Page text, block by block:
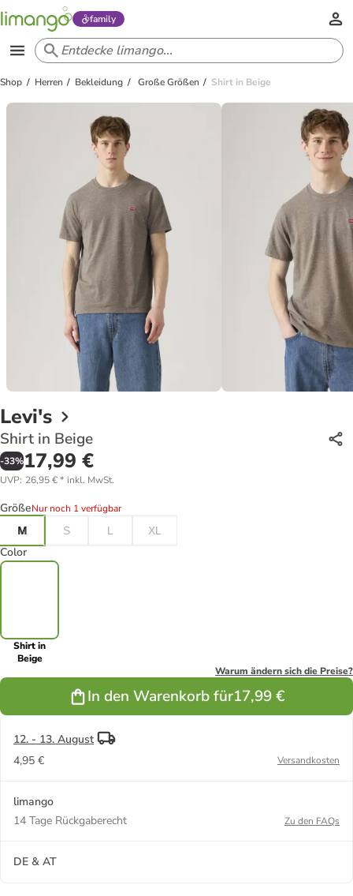
family
Shop Herren Bekleidung Große Größen Shirt in Beige
Levi's
Shirt in Beige
-33%17,99 €
UVP: 26,95 €* inkl. MwSt.
GrößeNur noch 1 verfügbar
M
S L XL
Color
Shirt in
Beige
Warum ändern sich die Preise?
In den Warenkorb für17,99 €
12. - 13. August
4,95 €
Versandkosten
limango
14 Tage Rückgaberecht
Zu den FAQs
DE & AT